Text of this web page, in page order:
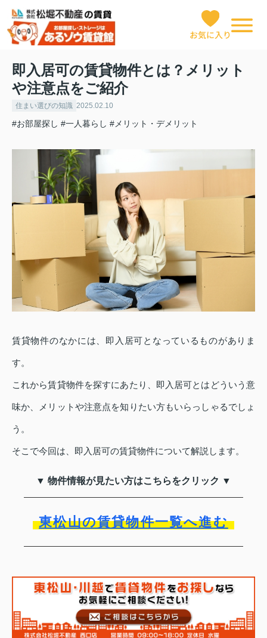
お気に入り
即入居可の賃貸物件とは？メリット
や注意点をご紹介
住まい選びの知識 2025.02.10
#お部屋探し #一人暮らし #メリット・デメリット
賃貸物件のなかには、即入居可となっているものがありま
す。
これから賃貸物件を探すにあたり、即入居可とはどういう意
味か、メリットや注意点を知りたい方もいらっしゃるでしょ
う。
そこで今回は、即入居可の賃貸物件について解説します。
▼ 物件情報が見たい方はこちらをクリック ▼
東松山の賃貸物件一覧へ進む